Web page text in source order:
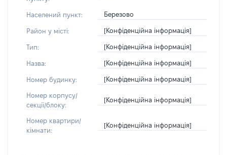
Населений пункт: Березово
Район у місті: [Конфіденційна інформація]
Тип: [Конфіденційна інформація]
Назва: [Конфіденційна інформація]
Номер будинку: [Конфіденційна інформація]
Номер корпусу/
секції/блоку:
[Конфіденційна інформація]
Номер квартири/
кімнати:
[Конфіденційна інформація]